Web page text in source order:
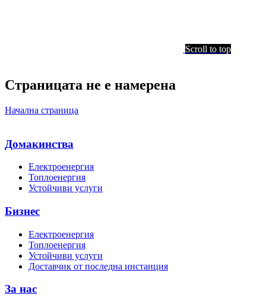
Scroll to top
Страницата не е намерена
Начална страница
Домакинства
Електроенергия
Топлоенергия
Устойчиви услуги
Бизнес
Електроенергия
Топлоенергия
Устойчиви услуги
Доставчик от последна инстанция
За нас